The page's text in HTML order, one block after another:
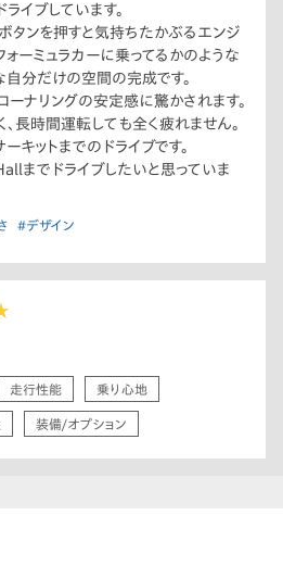
イブしています。
タンを押すと気持ちたかぶるエンジ
ォーミュラカーに乗ってるかのような
自分だけの空間の完成です。
ーナリングの安定感に驚かされます。
長時間運転しても全く疲れません。
キットまでのドライブです。
でドライブしたいと思っていま
#デザイン
走行性能 乗り心地
装備/オプション